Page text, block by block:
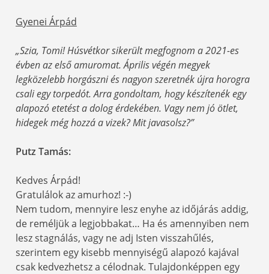
Gyenei Árpád
„Szia, Tomi! Húsvétkor sikerült megfognom a 2021-es
évben az első amuromat. Április végén megyek
legközelebb horgászni és nagyon szeretnék újra horogra
csali egy torpedót. Arra gondoltam, hogy készítenék egy
alapozó etetést a dolog érdekében. Vagy nem jó ötlet,
hidegek még hozzá a vizek? Mit javasolsz?”
Putz Tamás:
Kedves Árpád!
Gratulálok az amurhoz! :-)
Nem tudom, mennyire lesz enyhe az időjárás addig,
de reméljük a legjobbakat… Ha és amennyiben nem
lesz stagnálás, vagy ne adj Isten visszahűlés,
szerintem egy kisebb mennyiségű alapozó kajával
csak kedvezhetsz a célodnak. Tulajdonképpen egy